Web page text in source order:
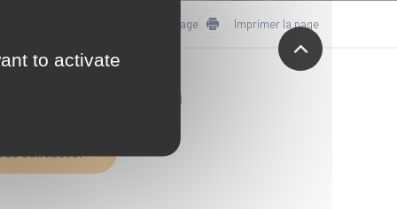
Partager la page Imprimer la page
à La Teste News
contacter
to activate